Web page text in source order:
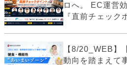
ロへ。 EC運営
『直前チェック
【8/20_WEB】
動向を踏まえて